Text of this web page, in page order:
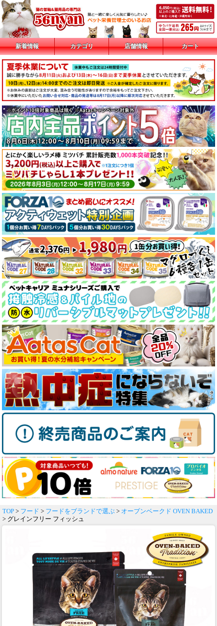
新着情報 カテゴリ 店舗情報 カート
TOP > フード > フードをブランドで選ぶ > オーブンベークド OVEN BAKED
> グレインフリー フィッシュ